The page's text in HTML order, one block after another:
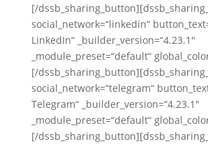
[/
social_network=“linkedin“
LinkedIn“ _builder_version=“4.23.1″
_module_preset=“default“
[/
social_network=“telegram“
Telegram“ _builder_version=“4.23.1″
_module_preset=“default“
[/